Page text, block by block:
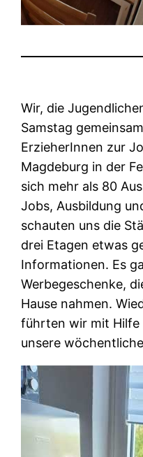
Wir, die
Samstag
ErzieherInnen zur
Magdeburg in der
sich mehr als 80
Jobs, Ausbildung
schauten uns die
drei Etagen etwas
Informationen. Es
Werbegeschenke,
Hause nahmen.
führten wir mit Hilfe
unsere